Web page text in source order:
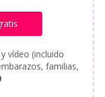
vídeo (incluido
familias,